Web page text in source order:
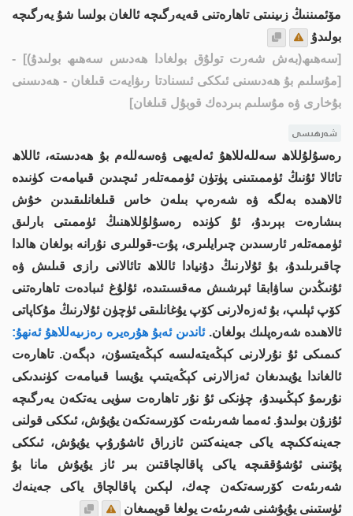
مۆئمىننىڭ زىينىتى تاھارەتنى قەيەرگىچە ئالغان بولسا شۇ يەرگىچە
بولىدۇ
[سەھىھ(بەش شەرت تولۇق بولغادا ھەدىس سەھىھ بولىدۇ)]
-
[مۇسلىم بۇ ھەدىسنى ئىككى ئىسنادتا رىۋايەت قىلغان - ھەدىسنى
بۇخارى ۋە مۇسلىم بىردەك قوبۇل قىلغان]
شەرھىسى
رەسۇلۇللاھ سەللەللاھۇ ئەلەيھى ۋەسەللەم بۇ ھەدىستە، ئاللاھ
تائالا ئۇنىڭ ئۈممىتىنى پۈتۈن ئۈممەتلەر ئىچىدىن قىيامەت كۈنىدە
ئالاھىدە بەلگە ۋە شەرەپ بىلەن خاس قىلغانلىقىدىن خۇش
بىشارەت بېرىدۇ، ئۇ كۈندە رەسۇلۇللاھنىڭ ئۈممىتى بارلىق
ئۈممەتلەر ئارسىدىن چىرايلىرى، پۇت-قوللىرى نۇرانە بولغان ھالدا
چاقىرىلىدۇ، بۇ ئۇلارنىڭ دۇنيادا ئاللاھ تائالانى رازى قىلىش ۋە
ئۇنىڭدىن ساۋابقا ئېرشىش مەقسىتىدە، ئۇلۇغ ئىبادەت تاھارەتنى
كۆپ ئېلىپ، بۇ ئەزەلارنى كۆپ يۇغانلىقى ئۈچۈن ئۇلارنىڭ مۇكاپاتى
ئالاھىدە شەرەپلىك بولغان. ئاندىن ئەبۇ ھۇرەيرە رەزىيەللاھۇ ئەنھۇ:
كىمىكى ئۇ نۇرلارنى كېڭەيتەلىسە كېڭەيتسۇن، دېگەن. تاھارەت
ئالغاندا يۇيىدىغان ئەزالارنى كېڭەيتىپ يۇيسا قىيامەت كۈنىدىكى
نۇرىمۇ كېڭىيىدۇ، چۈنكى ئۇ نۇر تاھارەت سۈيى يەتكەن يەرگىچە
ئۇزۇن بولىدۇ. ئەمما شەرىئەت كۆرسەتكەن يۇيۇش، ئىككى قولنى
جەينەككىچە ياكى جەينەكتىن ئازراق ئاشۇرۇپ يۇيۇش، ئىككى
پۇتىنى ئۇشۇققىچە ياكى پاقالچاقتىن بىر ئاز يۇيۇش مانا بۇ
شەرىئەت كۆرسەتكەن چەك، لېكىن پاقالچاق ياكى جەينەك
ئۈستىنى يۇيۇشنى شەرىئەت يولغا قويمىغان